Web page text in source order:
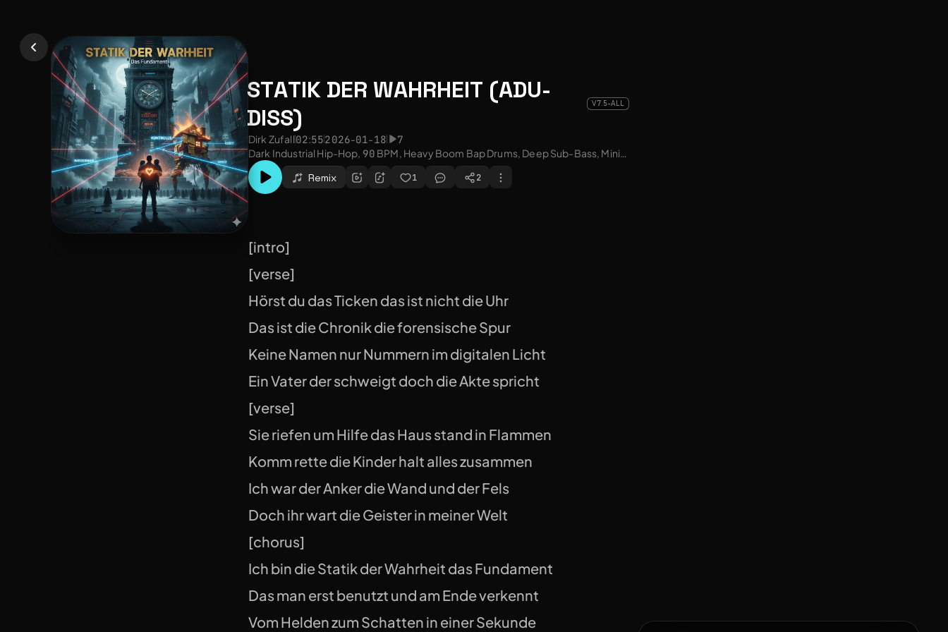
STATIK DER WAHRHEIT (ADU-
DISS)
V7.5-ALL
Dirk Zufall02:552026-01-18
7
Dark Industrial Hip-Hop, 90 BPM, Heavy Boom Bap Drums, Deep Sub-Bass, Minimalist Cold Piano Melody, Cinematic Atmosphere, Gritty Male Vocals, Forensically Precise Delivery, Aggressive but Controlled, Sound effects: ticking clock, mechanical typing.
Remix
1 2
[intro]
[verse]
Hörst du das Ticken das ist nicht die Uhr
Das ist die Chronik die forensische Spur
Keine Namen nur Nummern im digitalen Licht
Ein Vater der schweigt doch die Akte spricht
[verse]
Sie riefen um Hilfe das Haus stand in Flammen
Komm rette die Kinder halt alles zusammen
Ich war der Anker die Wand und der Fels
Doch ihr wart die Geister in meiner Welt
[chorus]
Ich bin die Statik der Wahrheit das Fundament
Das man erst benutzt und am Ende verkennt
Vom Helden zum Schatten in einer Sekunde